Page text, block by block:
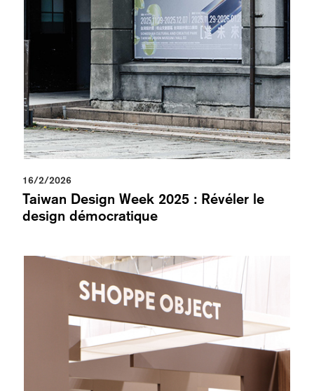
16/2/2026
Taiwan Design Week 2025 : Révéler le
design démocratique